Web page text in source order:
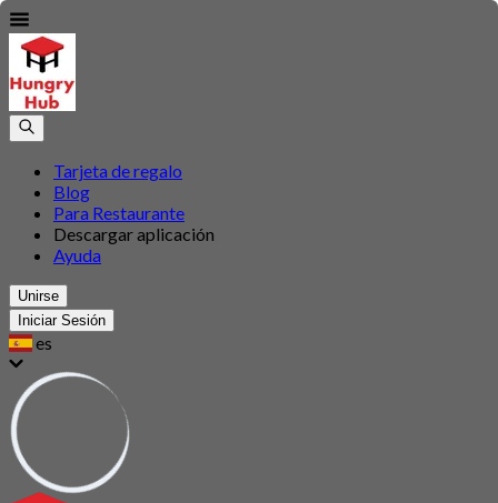
Tarjeta de regalo
Blog
Para Restaurante
Descargar aplicación
Ayuda
Unirse
Iniciar Sesión
es